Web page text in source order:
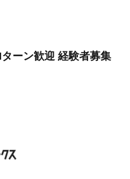
ーン歓迎 経験者募集